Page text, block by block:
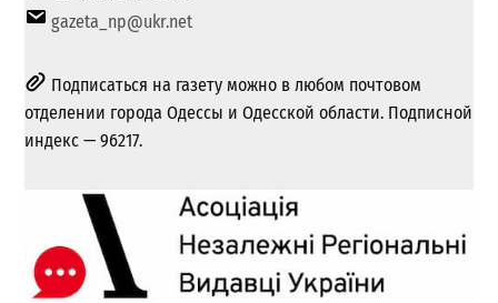
gazeta_np@ukr.net
Подписаться на газету можно в любом почтовом
отделении города Одессы и Одесской области. Подписной
индекс — 96217.